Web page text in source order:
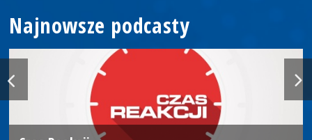
Najnowsze podcasty